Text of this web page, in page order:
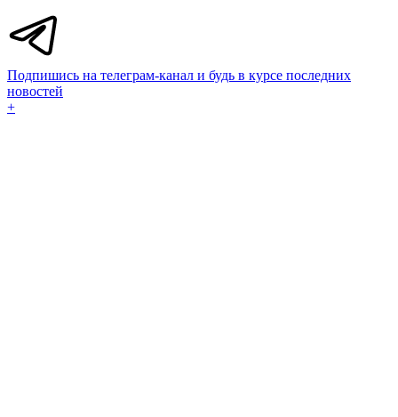
Подпишись на телеграм-канал и будь в курсе последних
новостей
+